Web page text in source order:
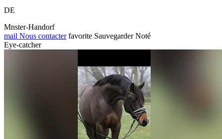
DE
Mnster-Handorf
mail Nous contacter favorite Sauvegarder Noté
Eye-catcher